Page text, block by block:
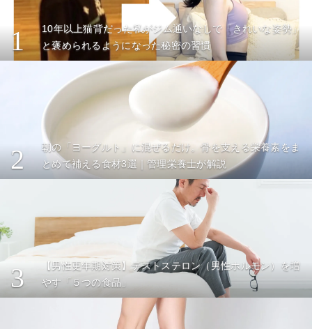
1
10年以上猫背だった私がジム通いなしで「きれいな姿勢」
と褒められるようになった秘密の習慣
2
朝の「ヨーグルト」に混ぜるだけ。骨を支える栄養素をま
とめて補える食材3選｜管理栄養士が解説
3
【男性更年期対策】テストステロン（男性ホルモン）を増
やす「５つの食品」